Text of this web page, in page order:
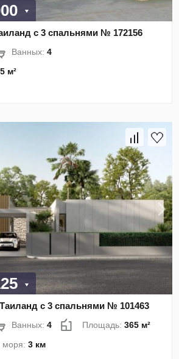
с 3 спальнями № 172156
Ванных:4
м²
с 3 спальнями № 101463
Ванных:4 Площадь:365 м²
моря:3 км